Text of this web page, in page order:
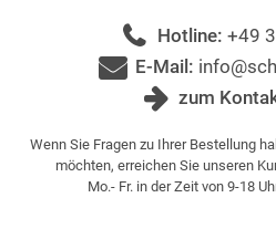
Hotline: +49
E-Mail:
zum
Wenn Sie Fragen zu Ihrer Bestellung
möchten, erreichen Sie unseren
Mo.- Fr. in der Zeit von 9-18